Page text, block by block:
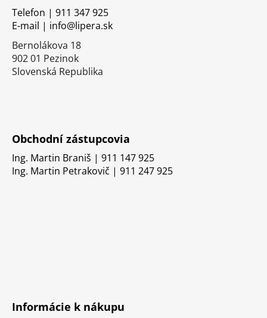
Telefon | 911 347 925
E-mail | info@lipera.sk
Bernolákova 18
902 01 Pezinok
Slovenská Republika
Obchodní zástupcovia
Ing. Martin Braniš | 911 147 925
Ing. Martin Petrakovič | 911 247 925
Informácie k nákupu